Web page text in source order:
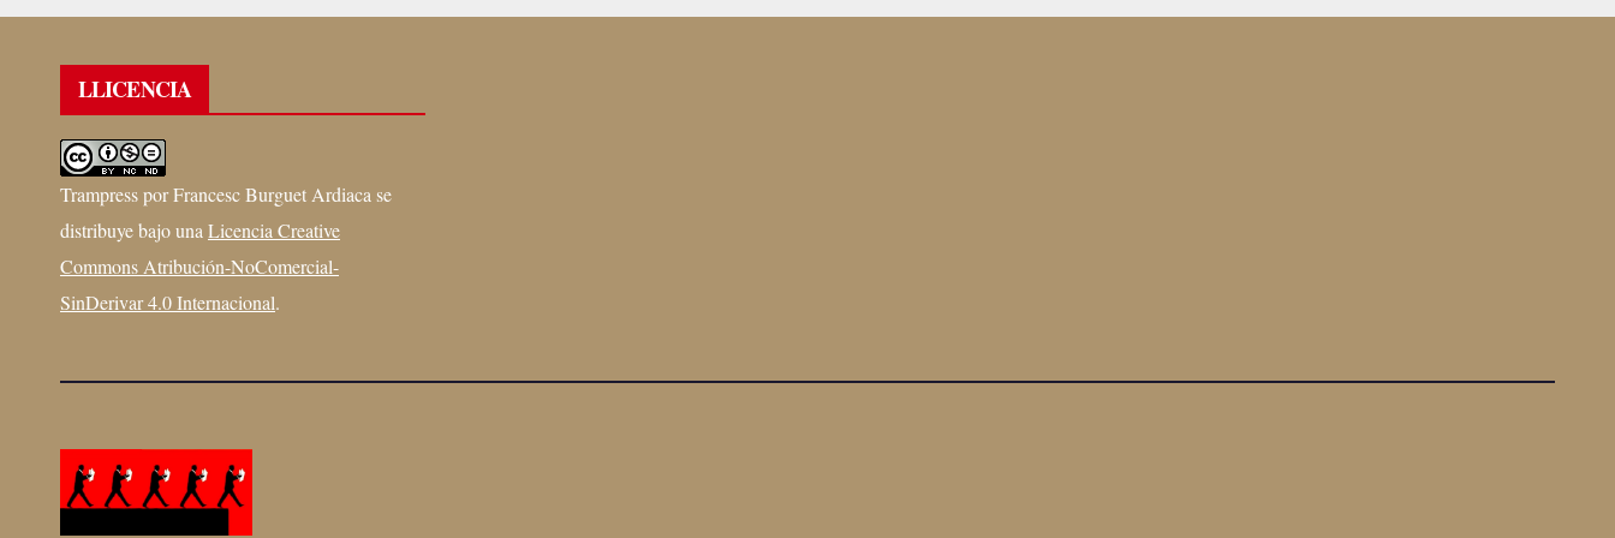
LLICENCIA
TrampressporFrancesc Burguet Ardiaca se
distribuye bajo una Licencia Creative
Commons Atribución-NoComercial-
SinDerivar 4.0 Internacional.